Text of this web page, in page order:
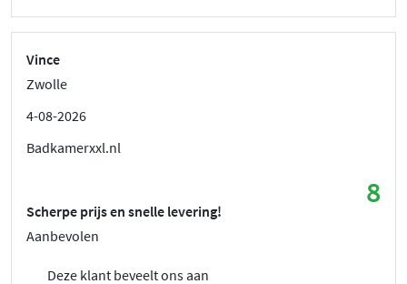
Vince
Zwolle
4-08-2026
Badkamerxxl.nl
8
Scherpe prijs en snelle levering!
Aanbevolen
Deze klant beveelt ons aan